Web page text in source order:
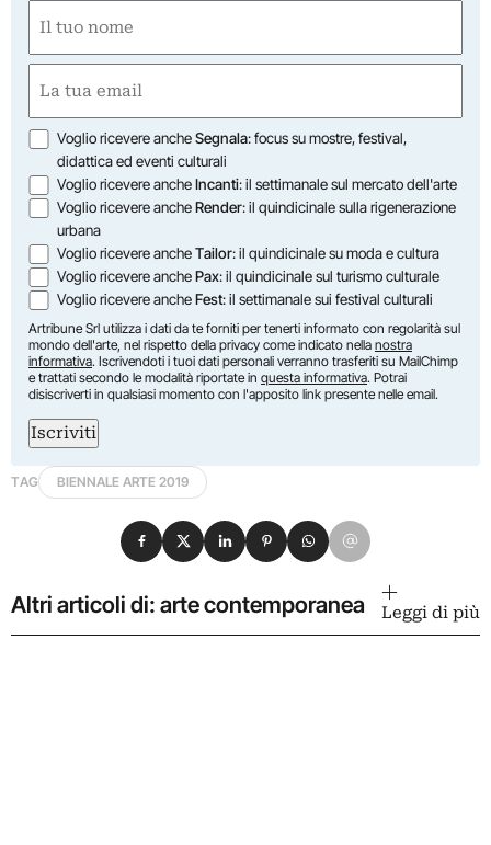
(Obbligatorio)
Nome
(Obbligatorio)
Opzioni
Voglio ricevere ancheSegnala: focus su mostre, festival,
didattica ed eventi culturali
Voglio ricevere ancheIncanti: il settimanale sul mercato dell'arte
Voglio ricevere ancheRender: il quindicinale sulla rigenerazione
urbana
Voglio ricevere ancheTailor: il quindicinale su moda e cultura
Voglio ricevere anchePax: il quindicinale sul turismo culturale
Voglio ricevere ancheFest: il settimanale sui festival culturali
Artribune Srl utilizza i dati da te forniti per tenerti informato con regolarità sul
mondo dell'arte, nel rispetto della privacy come indicato nella nostra
informativa. Iscrivendoti i tuoi dati personali verranno trasferiti su MailChimp
e trattati secondo le modalità riportate in questa informativa. Potrai
disiscriverti in qualsiasi momento con l'apposito link presente nelle email.
Iscriviti
TAG BIENNALE ARTE 2019
Condividi su Facebook
Condividi su X
Condividi su LinkedIn
Condividi su Pinterest
Condividi su WhatsApp
Condividi su Email
Altri articoli di: arte contemporanea Leggi di più